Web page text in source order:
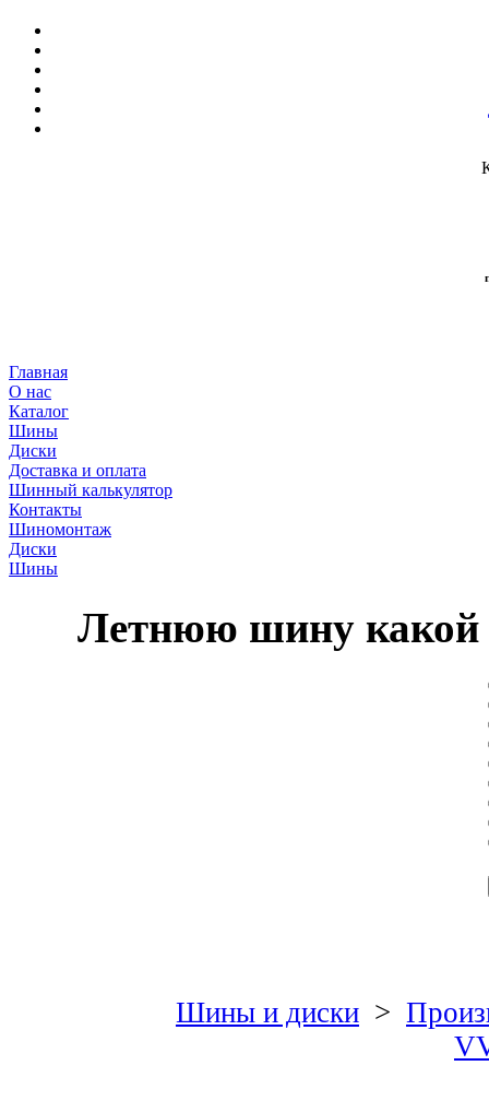
Главная
О нас
Каталог
Шины
Диски
Доставка и оплата
Шинный калькулятор
Контакты
Шиномонтаж
Диски
Шины
Летнюю шину какой
Шины и диски>